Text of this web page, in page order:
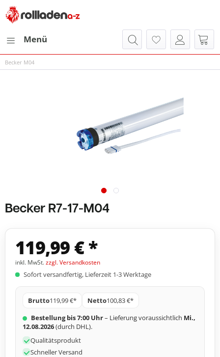
Menü
Becker M04
Becker R7-17-M04
119,99 € *
inkl. MwSt.zzgl. Versandkosten
Sofort versandfertig, Lieferzeit 1-3 Werktage
Brutto119,99 €* Netto100,83 €*
Bestellung bis 7:00 Uhr– Lieferung voraussichtlich Mi.,
12.08.2026(durch DHL).
Qualitätsprodukt
Schneller Versand